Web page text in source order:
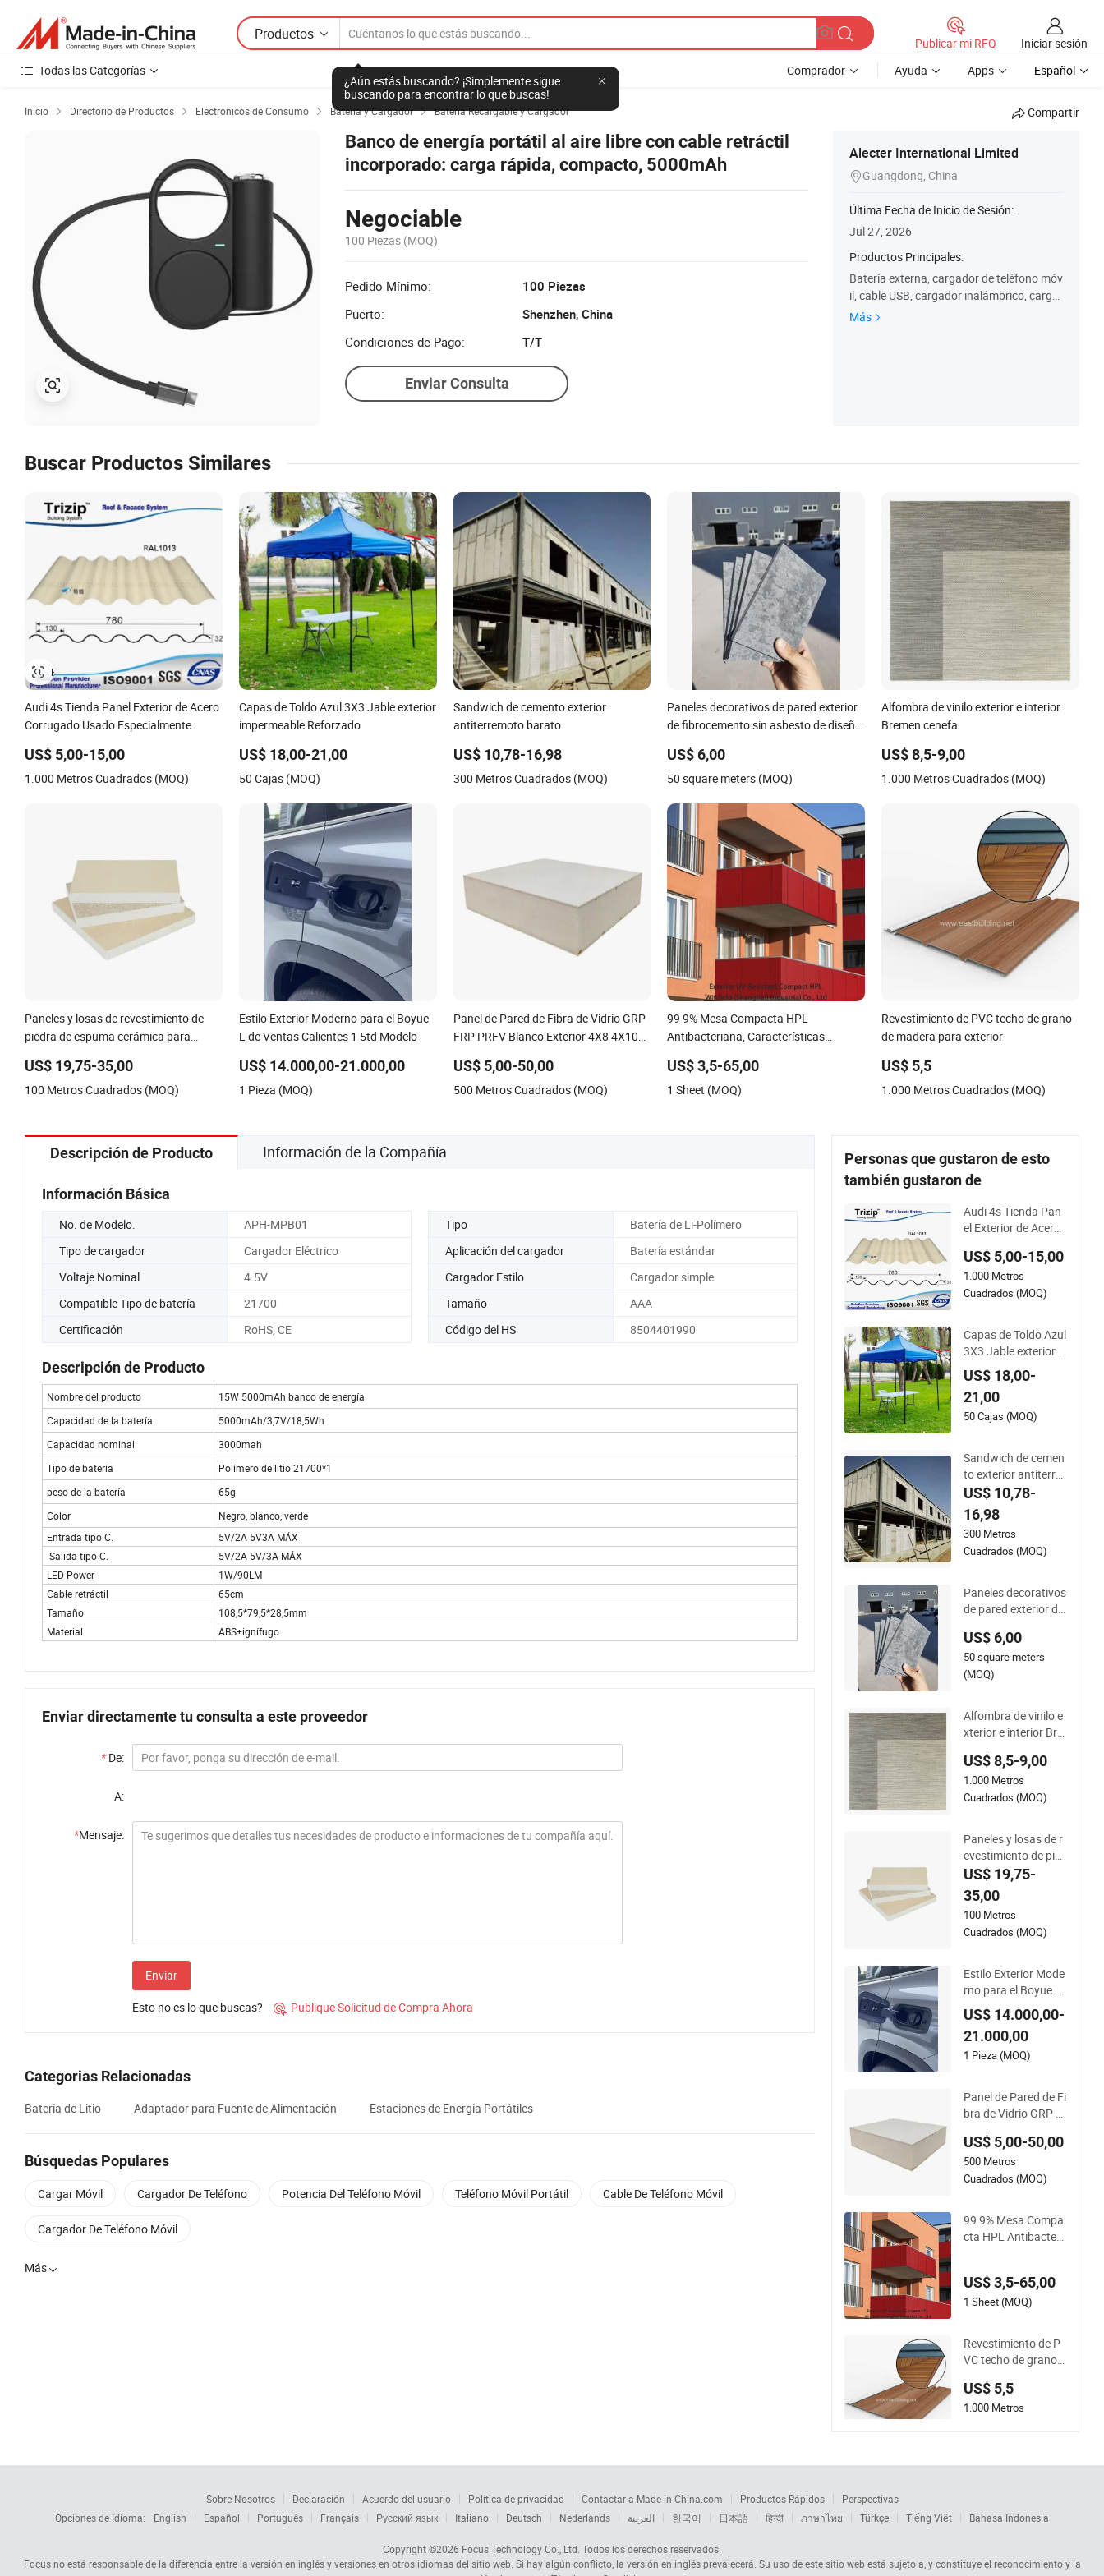
Productos
¿Aún estás buscando? ¡Simplemente sigue
buscando para encontrar lo que buscas!
Publicar mi RFQ
Iniciar sesión
Todas las Categorías
Comprador Ayuda Apps Español
Inicio  Directorio de Productos  Electrónicos de Consumo  Batería y Cargador  Batería Recargable y Cargador Compartir
Banco de energía portátil al aire libre con cable retráctil
incorporado: carga rápida, compacto, 5000mAh
Negociable
100 Piezas (MOQ)
Pedido Mínimo:
100 Piezas
Puerto:
Shenzhen, China
Condiciones de Pago:
T/T
Enviar Consulta
Alecter International Limited
Guangdong, China
Última Fecha de Inicio de Sesión:
Jul 27, 2026
Productos Principales:
Batería externa, cargador de teléfono móv
il, cable USB, cargador inalámbrico, carga
dor de coche
Más
Buscar Productos Similares
Audi 4s Tienda Panel Exterior de Acero
Corrugado Usado Especialmente
US$ 5,00-15,00
1.000 Metros Cuadrados (MOQ)
Capas de Toldo Azul 3X3 Jable exterior
impermeable Reforzado
US$ 18,00-21,00
50 Cajas (MOQ)
Sandwich de cemento exterior
antiterremoto barato
US$ 10,78-16,98
300 Metros Cuadrados (MOQ)
Paneles decorativos de pared exterior
de fibrocemento sin asbesto de diseño
US$ 6,00
50 square meters (MOQ)
Alfombra de vinilo exterior e interior
Bremen cenefa
US$ 8,5-9,00
1.000 Metros Cuadrados (MOQ)
Paneles y losas de revestimiento de
piedra de espuma cerámica para
US$ 19,75-35,00
100 Metros Cuadrados (MOQ)
Estilo Exterior Moderno para el Boyue
L de Ventas Calientes 1 5td Modelo
US$ 14.000,00-21.000,00
1 Pieza (MOQ)
Panel de Pared de Fibra de Vidrio GRP
FRP PRFV Blanco Exterior 4X8 4X10
US$ 5,00-50,00
500 Metros Cuadrados (MOQ)
99 9% Mesa Compacta HPL
Antibacteriana, Características
US$ 3,5-65,00
1 Sheet (MOQ)
Revestimiento de PVC techo de grano
de madera para exterior
US$ 5,5
1.000 Metros Cuadrados (MOQ)
Descripción de Producto Información de la Compañía
Información Básica
No. de Modelo. APH-MPB01 Tipo
Batería de Li-Polímero
Tipo de cargador
Cargador Eléctrico Aplicación del cargador
Batería estándar
Voltaje Nominal
4.5V Cargador Estilo
Cargador simple
Compatible Tipo de batería
21700 Tamaño
AAA
Certificación
RoHS, CE Código del HS 8504401990
Descripción de Producto
Nombre del producto
15W 5000mAh banco de energía
Capacidad de la batería
5000mAh/3,7V/18,5Wh
Capacidad nominal
3000mah
Tipo de batería
Polímero de litio 21700*1
peso de la batería
65g
Color
Negro, blanco, verde
Entrada tipo C.
5V/2A 5V3A MÁX
Salida tipo C.
5V/2A 5V/3A MÁX
LED Power
1W/90LM
Cable retráctil
65cm
Tamaño
108,5*79,5*28,5mm
Material
ABS+ignífugo
Enviar directamente tu consulta a este proveedor
* De:
A:
*Mensaje:
Enviar
Esto no es lo que buscas?  Publique Solicitud de Compra Ahora
Categorias Relacionadas
Batería de Litio Adaptador para Fuente de Alimentación Estaciones de Energía Portátiles
Búsquedas Populares
Cargar Móvil Cargador De Teléfono Potencia Del Teléfono Móvil Teléfono Móvil Portátil Cable De Teléfono Móvil
Cargador De Teléfono Móvil
Más
Personas que gustaron de esto
también gustaron de
Audi 4s Tienda Pan
el Exterior de Acero
specialmente
US$ 5,00-15,00
1.000 Metros
Cuadrados (MOQ)
Capas de Toldo Azul
3X3 Jable exterior i
mpermeable Reforz
ado
US$ 18,00-
21,00
50 Cajas (MOQ)
Sandwich de cemen
to exterior antiterre
moto barato
US$ 10,78-
16,98
300 Metros
Cuadrados (MOQ)
Paneles decorativos
de pared exterior de
besto de diseño mo
derno
US$ 6,00
50 square meters
(MOQ)
Alfombra de vinilo e
xterior e interior Bre
US$ 8,5-9,00
1.000 Metros
Cuadrados (MOQ)
Paneles y losas de r
evestimiento de pie
dra de espuma cerá
mica para paredes e
xteriores
US$ 19,75-
35,00
100 Metros
Cuadrados (MOQ)
Estilo Exterior Mode
rno para el Boyue L
de Ventas Calientes
1 5td Modelo
US$ 14.000,00-
21.000,00
1 Pieza (MOQ)
Panel de Pared de Fi
bra de Vidrio GRP F
erior 4X8 4X10 4X1
2
US$ 5,00-50,00
500 Metros
Cuadrados (MOQ)
99 9% Mesa Compa
cta HPL Antibacteri
ra Exteriores
US$ 3,5-65,00
1 Sheet (MOQ)
Revestimiento de P
VC techo de grano d
ior
US$ 5,5
1.000 Metros
Sobre Nosotros Declaración Acuerdo del usuario Política de privacidad Contactar a Made-in-China.com Productos Rápidos
Perspectivas
Opciones de Idioma:
English Español Português Français Русский язык Italiano Deutsch Nederlands العربية 한국어 日本語 हिन्दी ภาษาไทย Türkçe Tiếng Việt Bahasa Indonesia
Copyright ©2026 Focus Technology Co., Ltd. Todos los derechos reservados.
Focus no está responsable de la diferencia entre la versión en inglés y versiones en otros idiomas del sitio web. Si hay algún conflicto, la versión en inglés prevalecerá. Su uso de este sitio web está sujeto a, y constituye el reconocimiento y la